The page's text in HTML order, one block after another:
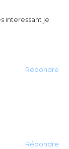
interessant je
Répondre
Répondre